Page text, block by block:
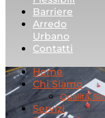
Barriere
Arredo
Urbano
Contatti
Home
Chi Siamo
Qualità,
Servizi